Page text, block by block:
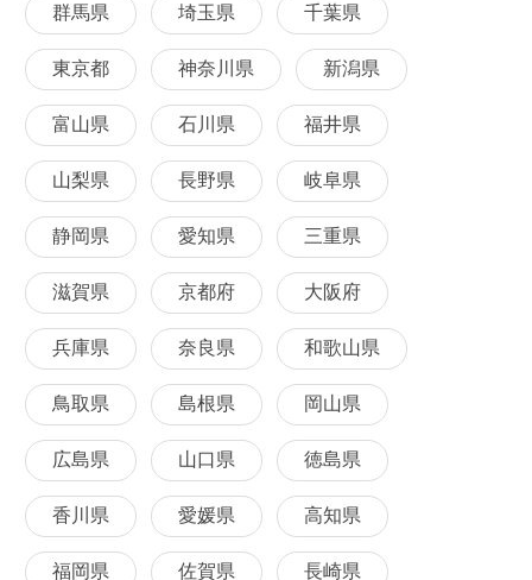
群馬県 埼玉県 千葉県
東京都 神奈川県 新潟県
富山県 石川県 福井県
山梨県 長野県 岐阜県
静岡県 愛知県 三重県
滋賀県 京都府 大阪府
兵庫県 奈良県 和歌山県
鳥取県 島根県 岡山県
広島県 山口県 徳島県
香川県 愛媛県 高知県
福岡県 佐賀県 長崎県